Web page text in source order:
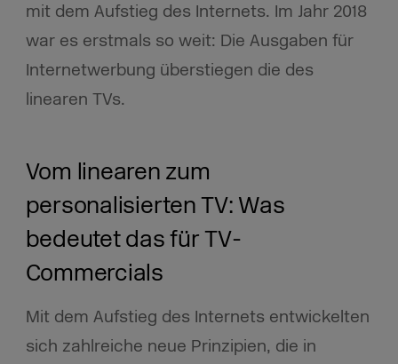
mit dem Aufstieg des Internets. Im Jahr 2018
war es erstmals so weit: Die Ausgaben für
Internetwerbung überstiegen die des
linearen TVs.
Vom linearen zum
personalisierten TV: Was
bedeutet das für TV-
Commercials
Mit dem Aufstieg des Internets entwickelten
sich zahlreiche neue Prinzipien, die in